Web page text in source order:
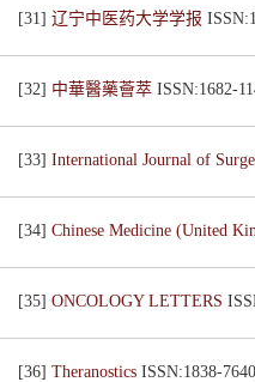
[31] 辽宁中医药大学学报
[32] 中華醫藥薈萃 ISSN:1682-
[33] International Journal of
[34] Chinese Medicine (United
[35] ONCOLOGY LETTERS
[36] Theranostics ISSN:1838-